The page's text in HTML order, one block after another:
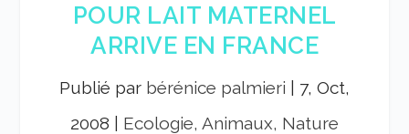
POUR LAIT MATERNEL
ARRIVE EN FRANCE
Publié par bérénice palmieri
7, Oct,
2008
Ecologie, Animaux, Nature